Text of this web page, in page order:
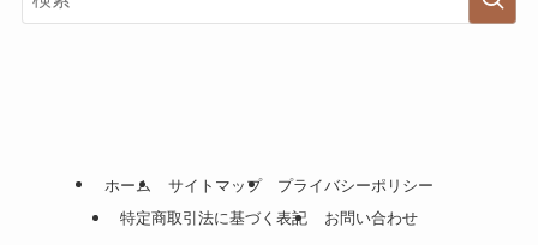
ホーム サイトマップ
プライバシーポリシー
特定商取引法に基づく表記
お問い合わせ